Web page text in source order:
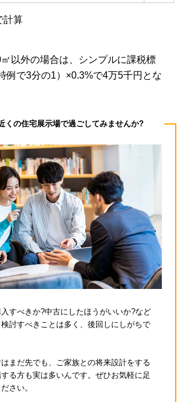
計算
以外の場合は、シンプルに課税標
例で3分の1）×0.3%で4万5千円とな
くの住宅展示場で過ごしてみませんか?
すべきか?中古にしたほうがいいか?など
討すべきことは多く、後回しにしがちで
まだ先でも、ご家族との将来設計をする
る方も実は多いんです。ぜひお気軽に足
さい。